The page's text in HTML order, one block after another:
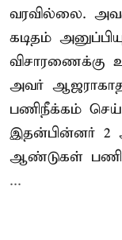
வரவில்லை.
கடிதம்
விசாரணைக்கு
அவர்
பணிநீக்கம்
இதன்பின்னர் 2
ஆண்டுகள்
...